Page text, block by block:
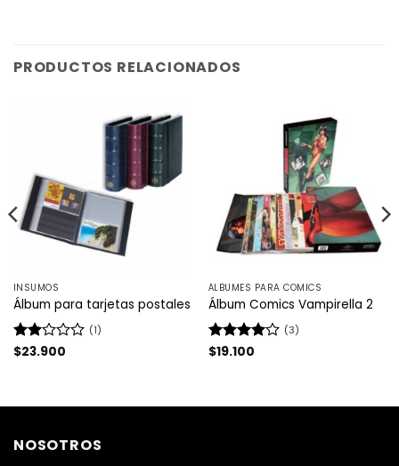
PRODUCTOS RELACIONADOS
INSUMOS
Álbum para tarjetas postales
Valorado
(1)
$23.900
ÁLBUMES PARA COMICS
Álbum Comics Vampirella 2
Valorado
(3)
$19.100
NOSOTROS